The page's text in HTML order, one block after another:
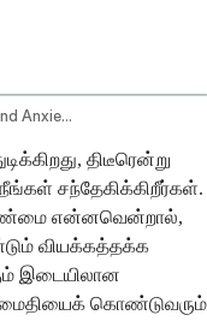
Cardiac Concerns And Anxiety Diagnostic Considerations
திடீரென்று
சந்தேகிக்கிறீர்கள்.
உண்மை என்னவென்றால்,
வியக்கத்தக்க
இடையிலான
கொண்டுவரும்